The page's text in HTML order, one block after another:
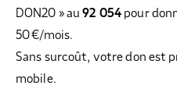
DON20 » au92 054 pour
50 €/mois.
Sans surcoût, votre don est
mobile.